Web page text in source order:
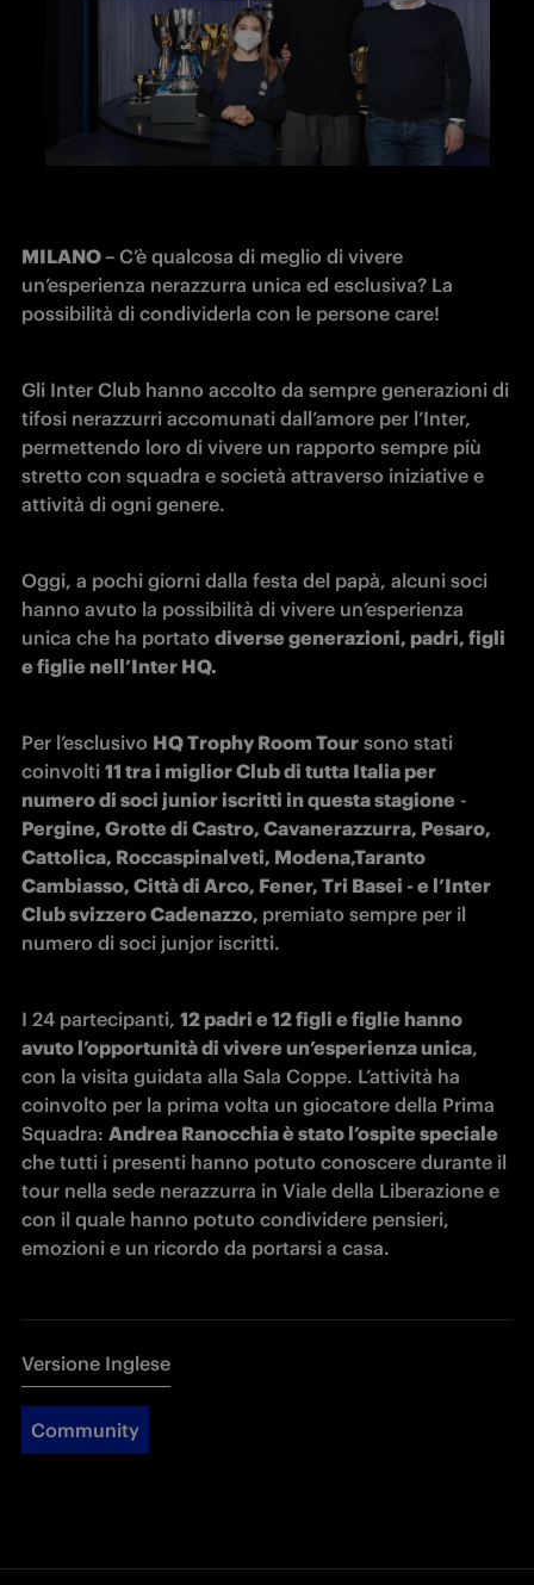
MILANO – C’è qualcosa di meglio di vivere
un’esperienza nerazzurra unica ed esclusiva? La
possibilità di condividerla con le persone care!
Gli Inter Club hanno accolto da sempre generazioni di
tifosi nerazzurri accomunati dall’amore per l’Inter,
permettendo loro di vivere un rapporto sempre più
stretto con squadra e società attraverso iniziative e
attività di ogni genere.
Oggi, a pochi giorni dalla festa del papà, alcuni soci
hanno avuto la possibilità di vivere un’esperienza
unica che ha portato diverse generazioni, padri, figli
e figlie nell’Inter HQ.
Per l’esclusivo HQ Trophy Room Tour sono stati
coinvolti 11 tra i miglior Club di tutta Italia per
numero di soci junior iscritti in questa stagione -
Pergine, Grotte di Castro, Cavanerazzurra, Pesaro,
Cattolica, Roccaspinalveti, Modena,Taranto
Cambiasso, Città di Arco, Fener, Tri Basei - e l’Inter
Club svizzero Cadenazzo, premiato sempre per il
numero di soci junjor iscritti.
I 24 partecipanti, 12 padri e 12 figli e figlie hanno
avuto l’opportunità di vivere un’esperienza unica,
con la visita guidata alla Sala Coppe. L’attività ha
coinvolto per la prima volta un giocatore della Prima
Squadra: Andrea Ranocchia è stato l’ospite speciale
che tutti i presenti hanno potuto conoscere durante il
tour nella sede nerazzurra in Viale della Liberazione e
con il quale hanno potuto condividere pensieri,
emozioni e un ricordo da portarsi a casa.
Versione Inglese
Community